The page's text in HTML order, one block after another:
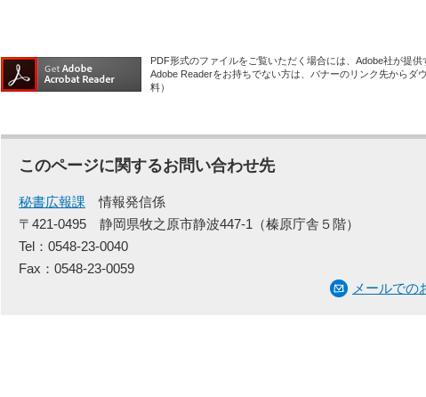
PDF形式のファイルをご覧いただく場合には、Adobe社が提供
Adobe Readerをお持ちでない方は、バナーのリンク先からダ
料）
このページに関するお問い合わせ先
秘書広報課
情報発信係
〒421-0495
静岡県牧之原市静波447-1（榛原庁舎５階）
Tel：0548-23-0040
Fax：0548-23-0059
メールでの